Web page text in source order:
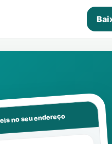
no seu endereço